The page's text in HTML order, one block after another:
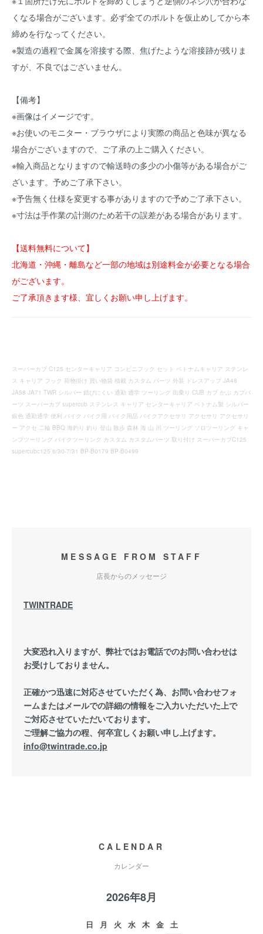
くなる場合がございます。必ず全てのボルトを仮止めしてから本
締めを行なってください。
※製造の過程で金属を溶接する際、焦げたような溶接跡が残りま
すが、不良ではございません。
【備考】
※画像はイメージです。
※お使いのモニター・ブラウザにより実際の商品と色味が異なる
場合がございますので、ご了承の上ご購入ください。
※輸入商品となりますので輸送時の多少の小傷等がある場合がご
ざいます。予めご了承下さい。
※予告無く仕様を変更する事がありますので予めご了承下さい。
※寸法は手作業の計測のため若干の誤差がある場合があります。
【送料無料について】
北海道・沖縄・離島など一部の地域は別途料金が必要となる場合
がございます。
ご了承頂きます様、宜しくお願い申し上げます。
スーパーカブ C125 センターキャリア コンビニフック セット ベトナムキャリア ステンレ
ス キャリア フック 荷物掛け 買い物袋 積載 カスタム パーツ 外装 ドレスアップ JA48
JA58 JA71 TWR シルバー 錆びにくい 通勤 通学 ツーリング 街乗り CUB カブ かぶ カブパ
ーツ スーパーカブ supercub ステンレス キャリア センターキャリア ベトナム製 シルバー
銀色 通勤通学 便利 バイク バイク用 バイク用品 バイクアクセサリ アクセサリ アクセサリ
ー アクセ 二輪 BBQ 海釣り 釣り 登山 散歩 森林 海 山 川 ツーリング ソロツーリング キャ
ンプツーリング バイクツーリング カスタム カスタムパーツ 取り付け スーパーカブC125
supercubc125 6/30-7/31 BP-B0179 BP-B0499
MESSAGE FROM STAFF
店長からのメッセージ
TWINTRADE
大変恐れ入りますが、弊社ではお電話でのお問い合わせは
お受けしておりません。
正確かつ迅速に対応させていただく為、お問い合わせフォ
ームまたはメールでの詳細の情報をご入力いただいた上で
ご対応させていただいております。
ご理解ご協力の程、何卒宜しくお願い申し上げます。
info@twintrade.co.jp
CALENDAR
カレンダー
2026年8月
日 月 火 水 木 金
土